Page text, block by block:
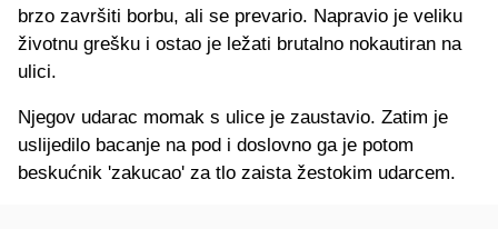
brzo završiti borbu, ali se prevario. Napravio je veliku
životnu grešku i ostao je ležati brutalno nokautiran na
ulici.
Njegov udarac momak s ulice je zaustavio. Zatim je
uslijedilo bacanje na pod i doslovno ga je potom
beskućnik 'zakucao' za tlo zaista žestokim udarcem.